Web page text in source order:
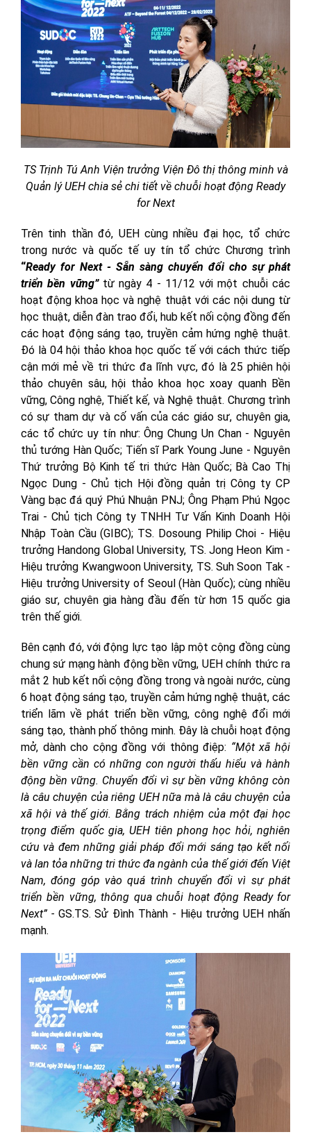
TS Trịnh Tú Anh Viện trưởng Viện Đô thị thông minh và
Quản lý UEH chia sẻ chi tiết về chuỗi hoạt động Ready
for Next
Trên tinh thần đó, UEH cùng nhiều đại học, tổ chức
trong nước và quốc tế uy tín tổ chức Chương trình
“Ready for Next - Sẵn sàng chuyển đổi cho sự phát
triển bền vững” từ ngày 4 - 11/12 với một chuỗi các
hoạt động khoa học và nghệ thuật với các nội dung từ
học thuật, diễn đàn trao đổi, hub kết nối cộng đồng đến
các hoạt động sáng tạo, truyền cảm hứng nghệ thuật.
Đó là 04 hội thảo khoa học quốc tế với cách thức tiếp
cận mới mẻ về tri thức đa lĩnh vực, đó là 25 phiên hội
thảo chuyên sâu, hội thảo khoa học xoay quanh Bền
vững, Công nghệ, Thiết kế, và Nghệ thuật. Chương trình
có sự tham dự và cố vấn của các giáo sư, chuyên gia,
các tổ chức uy tín như: Ông Chung Un Chan - Nguyên
thủ tướng Hàn Quốc; Tiến sĩ Park Young June - Nguyên
Thứ trưởng Bộ Kinh tế tri thức Hàn Quốc; Bà Cao Thị
Ngọc Dung - Chủ tịch Hội đồng quản trị Công ty CP
Vàng bạc đá quý Phú Nhuận PNJ; Ông Phạm Phú Ngọc
Trai - Chủ tịch Công ty TNHH Tư Vấn Kinh Doanh Hội
Nhập Toàn Cầu (GIBC); TS. Dosoung Philip Choi - Hiệu
trưởng Handong Global University, TS. Jong Heon Kim -
Hiệu trưởng Kwangwoon University, TS. Suh Soon Tak -
Hiệu trưởng University of Seoul (Hàn Quốc); cùng nhiều
giáo sư, chuyên gia hàng đầu đến từ hơn 15 quốc gia
trên thế giới.
Bên cạnh đó, với động lực tạo lập một cộng đồng cùng
chung sứ mạng hành động bền vững, UEH chính thức ra
mắt 2 hub kết nối cộng đồng trong và ngoài nước, cùng
6 hoạt động sáng tạo, truyền cảm hứng nghệ thuật, các
triển lãm về phát triển bền vững, công nghệ đổi mới
sáng tạo, thành phố thông minh. Đây là chuỗi hoạt động
mở, dành cho cộng đồng với thông điệp: “Một xã hội
bền vững cần có những con người thấu hiểu và hành
động bền vững. Chuyển đổi vì sự bền vững không còn
là câu chuyện của riêng UEH nữa mà là câu chuyện của
xã hội và thế giới. Bằng trách nhiệm của một đại học
trọng điểm quốc gia, UEH tiên phong học hỏi, nghiên
cứu và đem những giải pháp đổi mới sáng tạo kết nối
và lan tỏa những tri thức đa ngành của thế giới đến Việt
Nam, đóng góp vào quá trình chuyển đổi vì sự phát
triển bền vững, thông qua chuỗi hoạt động Ready for
Next” - GS.TS. Sử Đình Thành - Hiệu trưởng UEH nhấn
mạnh.